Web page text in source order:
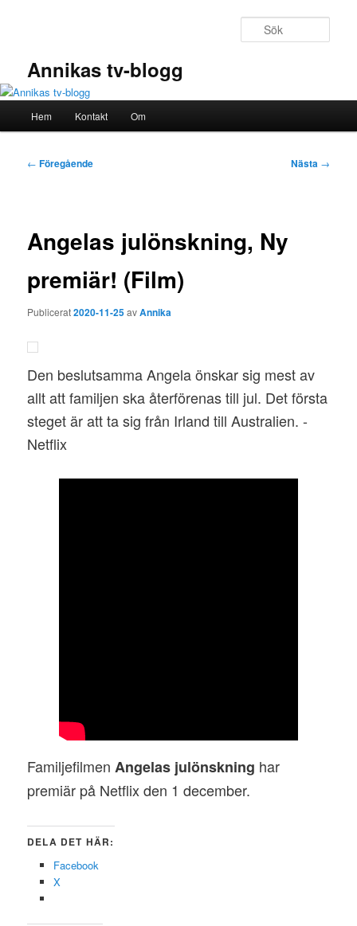
Annikas tv-blogg
Hem Kontakt Om
Inläggsnavigering
← Föregående Nästa →
Angelas julönskning, Ny
premiär! (Film)
Publicerat2020-11-25avAnnika
Den beslutsamma Angela önskar sig mest av
allt att familjen ska återförenas till jul. Det första
steget är att ta sig från Irland till Australien. -
Netflix
FamiljefilmenAngelas julönskning har
premiär på Netflix den 1 december.
DELA DET HÄR:
Facebook
X